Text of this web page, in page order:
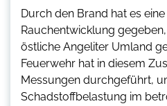
Durch den Brand hat es
Rauchentwicklung
östliche Angeliter Umland
Feuerwehr hat in diesem
Messungen durchgeführt,
Schadstoffbelastung im